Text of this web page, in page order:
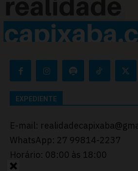
EXPEDIENTE
E-mail:
WhatsApp: 27 99814-2237
Horário: 08:00 às 18:00